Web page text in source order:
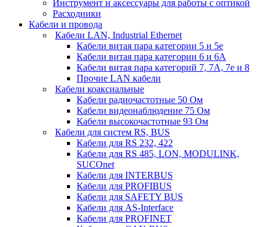
Инструмент и аксессуары для работы с оптикой
Расходники
Кабели и провода
Кабели LAN, Industrial Ethernet
Кабели витая пара категории 5 и 5е
Кабели витая пара категории 6 и 6A
Кабели витая пара категорий 7, 7А, 7е и 8
Прочие LAN кабели
Кабели коаксиальные
Кабели радиочастотные 50 Ом
Кабели видеонаблюдение 75 Ом
Кабели высокочастотные 93 Ом
Кабели для систем RS, BUS
Кабели для RS 232, 422
Кабели для RS 485, LON, MODULINK,
SUCOnet
Кабели для INTERBUS
Кабели для PROFIBUS
Кабели для SAFETY BUS
Кабели для AS-Interface
Кабели для PROFINET